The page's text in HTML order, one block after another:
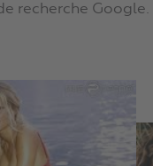
recherche